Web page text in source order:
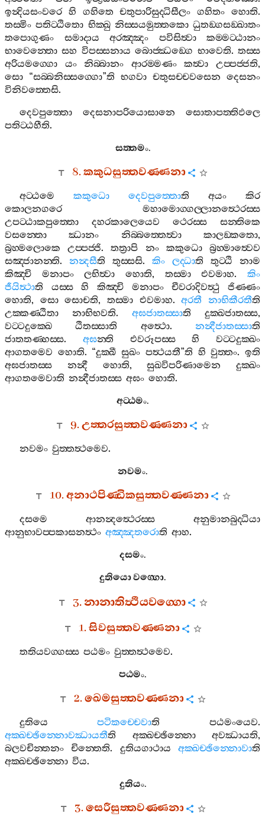
ඉන්‍දියසංවරෙ හි ගහිතෙ චතුපාරිසුද‍්ධිසීලං ගහිතං හොති.
තස‍්මිං පතිට‍්ඨිතො භික‍්ඛු නිස‍්සයමුත‍්තකො ධුතඞ‍්ගසඞ‍්ඛාතං
තපොගුණං
සමාදාය අරඤ‍්ඤං පවිසිත්‍වා
කම‍්මට‍්ඨානං
භාවෙන‍්තො සහ විපස‍්සනාය බොජ‍්ඣඞ‍්ගෙ භාවෙති.තස‍්ස
අරියමග‍්ගො
යං නිබ‍්බානං ආරම‍්මණං කත්‍වා උප‍්පජ‍්ජති,
සො “සබ‍්බනිස‍්සග‍්ගො”ති භගවා චතුසච‍්චවසෙන දෙසනං
විනිවත‍්තෙසි.
දෙවපුත‍්තො
දෙසනාපරියොසානෙ
සොතාපත‍්තිඵලෙ
පතිට‍්ඨහීති.
සත‍්තමං.
8.කකුධසුත‍්තවණ‍්ණනා
අට‍්ඨමෙ කකුධො දෙවපුත‍්තොති අයං
කිර
කොලනගරෙ
මහාමොග‍්ගල‍්ලානත්‍ථෙරස‍්ස
උපට‍්ඨාකපුත‍්තො
දහරකාලෙයෙව ථෙරස‍්ස
සන‍්තිකෙ
වසන‍්තො
ඣානං නිබ‍්බත‍්තෙත්‍වා කාලඞ‍්කතො,
බ්‍රහ‍්මලොකෙ
උප‍්පජ‍්ජි.තත්‍රාපි නං කකුධො
බ්‍රහ‍්මාත්‍වෙව
සඤ‍්ජානන‍්ති. නන්‍දසීති තුස‍්සසි. කිං ලද‍්ධාති තුට‍්ඨි
නාම
කිඤ‍්චි
මනාපං ලභිත්‍වා හොති, තස‍්මා එවමාහ.කිං
ජීයිත්‍ථාති යස‍්ස හි කිඤ‍්චි මනාපං චීවරාදිවත්‍ථු
ජිණ‍්ණං
හොති, සො සොචති,තස‍්මා එවමාහ.අරතී නාභිකීරතීති
උක‍්කණ‍්ඨිතා
නාභිභවති. අඝජාතස‍්සාති දුක‍්ඛජාතස‍්ස,
වට‍්ටදුක‍්ඛෙ
ඨිතස‍්සාති අත්‍ථො.නන්‍දීජාතස‍්සාති
ජාතතණ‍්හස‍්ස. අඝන‍්ති එවරූපස‍්ස හි
වට‍්ටදුක‍්ඛං
ආගතමෙව හොති. “දුක‍්ඛී සුඛං පත්‍ථයතී”ති හි වුත‍්තං.ඉති
අඝජාතස‍්ස
නන්‍දී හොති,සුඛවිපරිණාමෙන
දුක‍්ඛං
ආගතමෙවාති නන්‍දීජාතස‍්ස අඝං හොති.
අට‍්ඨමං.
9.උත‍්තරසුත‍්තවණ‍්ණනා
නවමං වුත‍්තත්‍ථමෙව.
නවමං.
10.අනාථපිණ‍්ඩිකසුත‍්තවණ‍්ණනා
දසමෙ ආනන්‍දත්‍ථෙරස‍්ස
අනුමානබුද‍්ධියා
ආනුභාවප‍්පකාසනත්‍ථං අඤ‍්ඤතරොති ආහ.
දසමං.
දුතියොවග‍්ගො.
3.නානාතිත්‍ථියවග‍්ගො
1.සිවසුත‍්තවණ‍්ණනා
තතියවග‍්ගස‍්ස පඨමං වුත‍්තත්‍ථමෙව.
පඨමං.
2.ඛෙමසුත‍්තවණ‍්ණනා
දුතියෙ පටිකච‍්චෙවාති පඨමංයෙව.
අක‍්ඛච‍්ඡින‍්නොවඣායතීති අක‍්ඛච‍්ඡින‍්නො අවඣායති,
බලවචින‍්තනං
චින‍්තෙති. දුතියගාථාය අක‍්ඛච‍්ඡින‍්නොවාති
අක‍්ඛච‍්ඡින‍්නො විය.
දුතියං.
3.සෙරීසුත‍්තවණ‍්ණනා